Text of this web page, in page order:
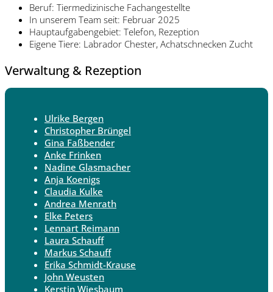
Beruf: Tiermedizinische Fachangestellte
In unserem Team seit: Februar 2025
Hauptaufgabengebiet: Telefon, Rezeption
Eigene Tiere: Labrador Chester, Achatschnecken Zucht
Verwaltung & Rezeption
Ulrike Bergen
Christopher Brüngel
Gina Faßbender
Anke Frinken
Nadine Glasmacher
Anja Koenigs
Claudia Kulke
Andrea Menrath
Elke Peters
Lennart Reimann
Laura Schauff
Markus Schauff
Erika Schmidt-Krause
John Weusten
Kerstin Wiesbaum